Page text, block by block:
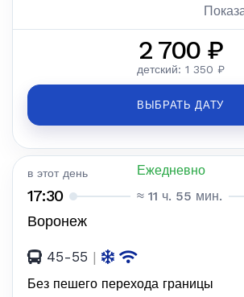
2 700 ₽
детский: 1 350 ₽
ВЫБРАТЬ ДАТУ
в этот день Ежедневно
17:30 ≈ 11 ч. 55 мин.
Воронеж
45-55 |
Без пешего перехода границы